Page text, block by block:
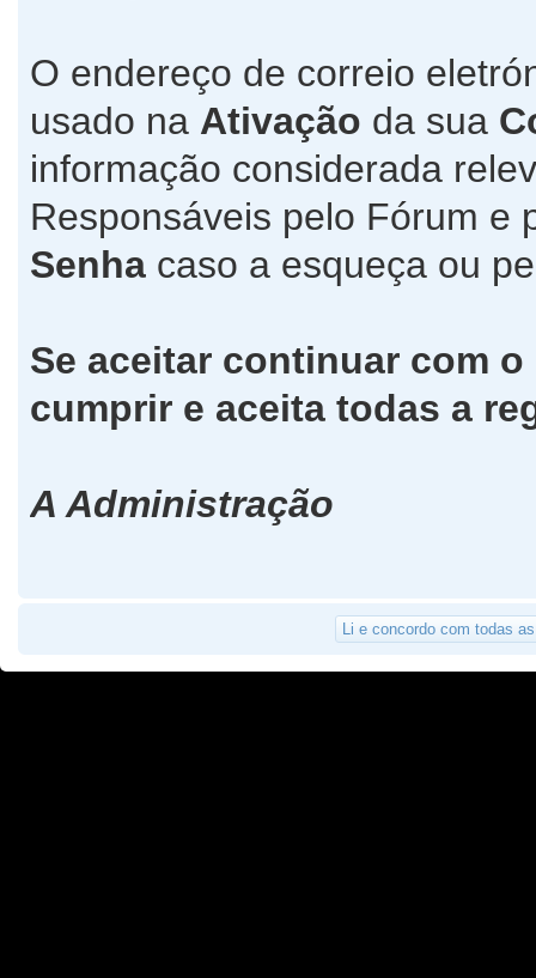
O endereço de correio
usado na Ativação da sua
informação considerada
Responsáveis pelo Fórum e
Senha caso a esqueça ou
Se aceitar continuar com
cumprir e aceita todas a
A Administração